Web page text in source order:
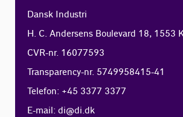
Dansk Industri
H. C. Andersens Boulevard 18, 1553
CVR-nr. 16077593
Transparency-nr. 5749958415-41
Telefon: +45 3377 3377
E-mail:di@di.dk